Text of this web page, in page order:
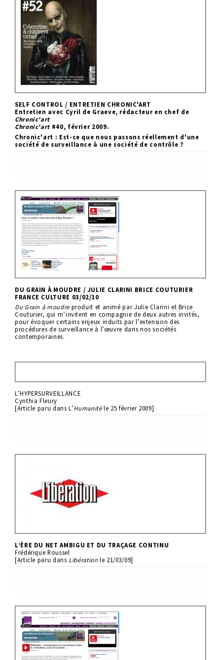
SELF CONTROL / ENTRETIEN CHRONIC'ART
Entretien avec Cyril de Graeve, rédacteur en chef de
Chronic'art
Chronic'art #40, février 2009.
Chronic'art : Est-ce que nous passons réellement d'une
société de surveillance à une société de contrôle ?
DU GRAIN À MOUDRE / JULIE CLARINI BRICE COUTURIER
FRANCE CULTURE 03/02/10
Du Grain à moudreproduit et animé par Julie Clarini et Brice
Couturier, qui m’invitent en compagnie de deux autres invités,
pour évoquer certains enjeux induits par l’extension des
procédures de surveillance à l’œuvre dans nos sociétés
contemporaines.
L’HYPERSURVEILLANCE
Cynthia Fleury
[Article paru dans L’Humanitéle 25 février 2009]
L’ÈRE DU NET AMBIGU ET DU TRAÇAGE CONTINU
Frédérique Roussel
[Article paru dans Libérationle 21/03/09]